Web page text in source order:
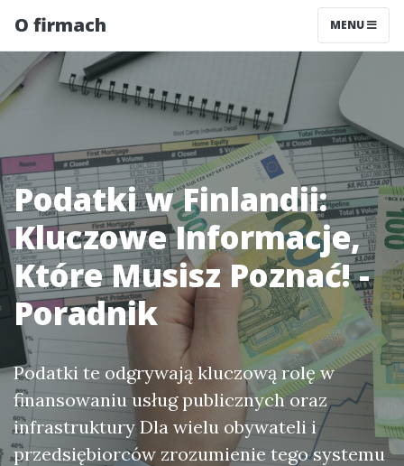
O firmach MENU
Podatki w Finlandii:
Kluczowe Informacje,
Które Musisz Poznać! -
Poradnik
Podatki te odgrywają kluczową rolę w
finansowaniu usług publicznych oraz
infrastruktury Dla wielu obywateli i
przedsiębiorców zrozumienie tego systemu